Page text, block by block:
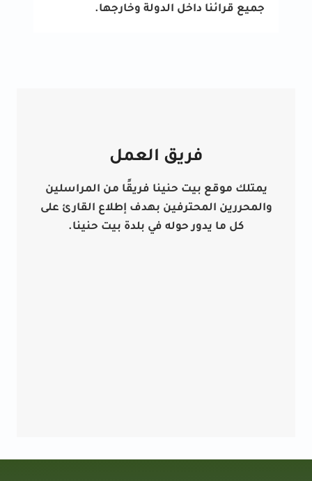
جميع قرائنا داخل الدولة وخارجها.
فريق العمل
يمتلك موقع بيت حنينا فريقًا من المراسلين
والمحررين المحترفين بهدف إطلاع القارئ على
كل ما يدور حوله في بلدة بيت حنينا.